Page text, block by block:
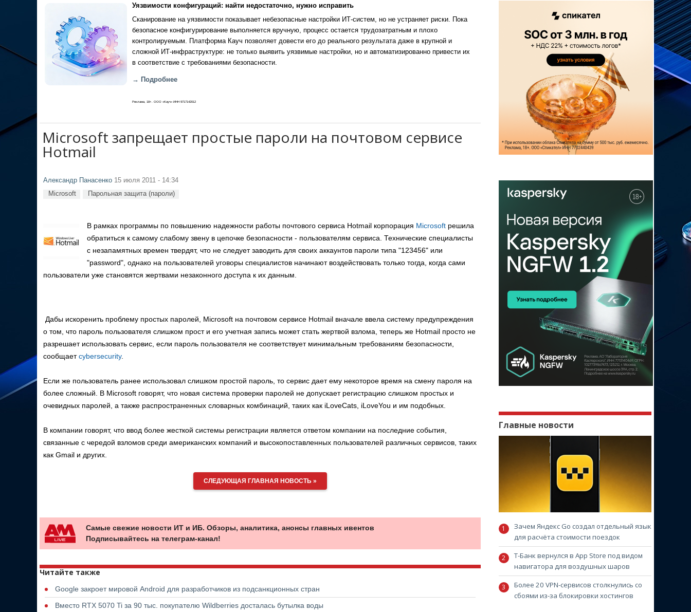
Уязвимости конфигураций: найти недостаточно, нужно исправить
Сканирование на уязвимости показывает небезопасные настройки ИТ-систем, но не устраняет риски. Пока
безопасное конфигурирование выполняется вручную, процесс остается трудозатратным и плохо
контролируемым. Платформа Кауч позволяет довести его до реального результата даже в крупной и
сложной ИТ-инфраструктуре: не только выявить уязвимые настройки, но и автоматизированно привести их
в соответствие с требованиями безопасности.
→ Подробнее
Реклама, 18+. ООО «Кауч» ИНН 9717142012
Microsoft запрещает простые пароли на почтовом сервисе
Hotmail
Александр Панасенко 15 июля 2011 - 14:34
Microsoft Парольная защита (пароли)
В рамках программы по повышению надежности работы почтового сервиса Hotmail корпорация Microsoft решила
обратиться к самому слабому звену в цепочке безопасности - пользователям сервиса. Технические специалисты
с незапамятных времен твердят, что не следует заводить для своих аккаунтов пароли типа "123456" или
"password", однако на пользователей уговоры специалистов начинают воздействовать только тогда, когда сами
пользователи уже становятся жертвами незаконного доступа к их данным.
Дабы искоренить проблему простых паролей, Microsoft на почтовом сервисе Hotmail вначале ввела систему предупреждения
о том, что пароль пользователя слишком прост и его учетная запись может стать жертвой взлома, теперь же Hotmail просто не
разрешает использовать сервис, если пароль пользователя не соответствует минимальным требованиям безопасности,
сообщаетcybersecurity.
Если же пользователь ранее использовал слишком простой пароль, то сервис дает ему некоторое время на смену пароля на
более сложный. В Microsoft говорят, что новая система проверки паролей не допускает регистрацию слишком простых и
очевидных паролей, а также распространенных словарных комбинаций, таких как iLoveCats, iLoveYou и им подобных.
В компании говорят, что ввод более жесткой системы регистрации является ответом компании на последние события,
связанные с чередой взломов среди американских компаний и высокопоставленных пользователей различных сервисов, таких
как Gmail и других.
СЛЕДУЮЩАЯ ГЛАВНАЯ НОВОСТЬ »
Самые свежие новости ИТ и ИБ. Обзоры, аналитика, анонсы главных ивентов
Подписывайтесь на телеграм-канал!
Читайте также
Google закроет мировой Android для разработчиков из подсанкционных стран
Вместо RTX 5070 Ti за 90 тыс. покупателю Wildberries досталась бутылка воды
Главные новости
Зачем Яндекс Go создал отдельный язык
для расчёта стоимости поездок
Т-Банк вернулся в App Store под видом
навигатора для воздушных шаров
Более 20 VPN-сервисов столкнулись со
сбоями из-за блокировки хостингов